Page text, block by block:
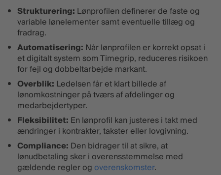
Strukturering: Lønprofilen definerer de faste og
variable lønelementer samt eventuelle tillæg og
fradrag.
Automatisering: Når lønprofilen er korrekt opsat i
et digitalt system som Timegrip, reduceres risikoen
for fejl og dobbeltarbejde markant.
Overblik: Ledelsen får et klart billede af
lønomkostninger på tværs af afdelinger og
medarbejdertyper.
Fleksibilitet: En lønprofil kan justeres i takt med
ændringer i kontrakter, takster eller lovgivning.
Compliance: Den bidrager til at sikre, at
lønudbetaling sker i overensstemmelse med
gældende regler og overenskomster.